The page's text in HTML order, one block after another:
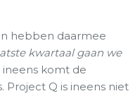
hebben daarmee
kwartaal gaan we
ineens komt de
Project Q is ineens niet